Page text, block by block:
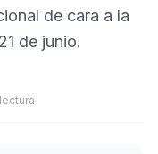
de cara a la
de junio.